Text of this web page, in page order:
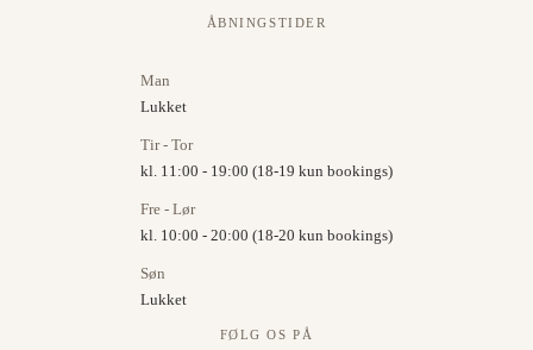
ÅBNINGSTIDER
Man
Lukket
Tir - Tor
kl. 11:00 - 19:00 (18-19 kun bookings)
Fre - Lør
kl. 10:00 - 20:00 (18-20 kun bookings)
Søn
Lukket
FØLG OS PÅ